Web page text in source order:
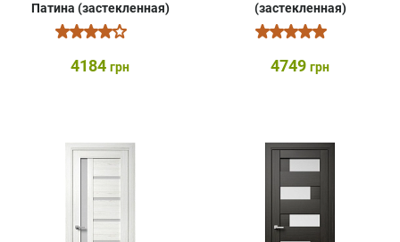
Патина (застекленная)
4184 грн
(застекленная)
4749 грн